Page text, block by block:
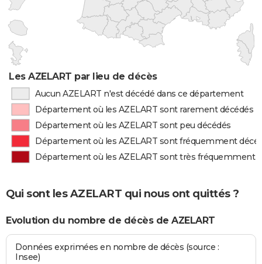
Les AZELART par lieu de décès
Aucun AZELART n'est décédé dans ce département
Département où les AZELART sont rarement décédés
Département où les AZELART sont peu décédés
Département où les AZELART sont fréquemment
Département où les AZELART sont très fréquemment
Qui sont les AZELART qui nous ont quittés ?
Evolution du nombre de décès de AZELART
Données exprimées en nombre de décès (source :
Insee)